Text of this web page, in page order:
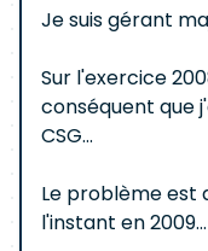
Je suis gérant
Sur l'exercice
conséquent que
CSG...
Le problème est
l'instant en 2009...